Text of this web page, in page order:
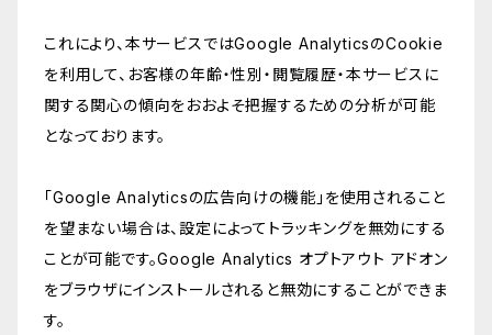
これにより、本サービスではGoogle AnalyticsのCookie
を利用して、お客様の年齢・性別・閲覧履歴・本サービスに
関する関心の傾向をおおよそ把握するための分析が可能
となっております。
「Google Analyticsの広告向けの機能」を使用されること
を望まない場合は、設定によってトラッキングを無効にする
ことが可能です。Google Analytics オプトアウト アドオン
をブラウザにインストールされると無効にすることができま
す。